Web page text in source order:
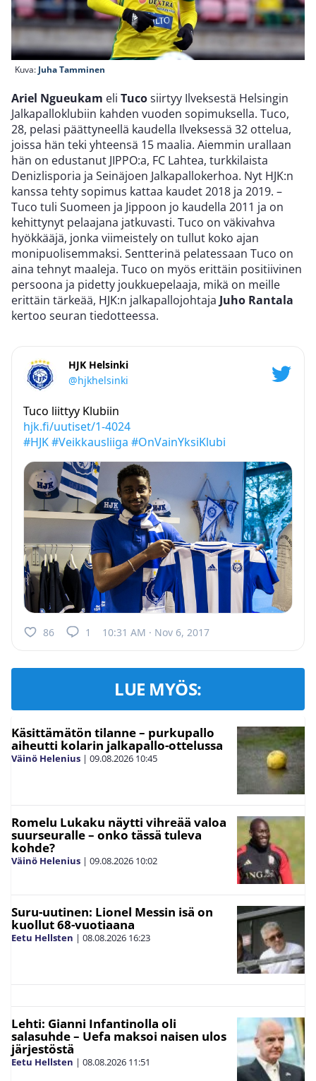
Kuva: Juha Tamminen
Ariel Ngueukam eli Tucosiirtyy Ilveksestä Helsingin
Jalkapalloklubiin kahden vuoden sopimuksella. Tuco,
28, pelasi päättyneellä kaudella Ilveksessä 32 ottelua,
joissa hän teki yhteensä 15 maalia. Aiemmin urallaan
hän on edustanut JIPPO:a, FC Lahtea, turkkilaista
Denizlisporia ja Seinäjoen Jalkapallokerhoa. Nyt HJK:n
kanssa tehty sopimus kattaa kaudet 2018 ja 2019. –
Tuco tuli Suomeen ja Jippoon jo kaudella 2011 ja on
kehittynyt pelaajana jatkuvasti. Tuco on väkivahva
hyökkääjä, jonka viimeistely on tullut koko ajan
monipuolisemmaksi. Sentterinä pelatessaan Tuco on
aina tehnyt maaleja. Tuco on myös erittäin positiivinen
persoona ja pidetty joukkuepelaaja, mikä on meille
erittäin tärkeää, HJK:n jalkapallojohtaja Juho Rantala
kertoo seuran tiedotteessa.
HJK Helsinki
@hjkhelsinki
Tuco liittyy Klubiin
hjk.fi/uutiset/1-4024
#HJK#Veikkausliiga #OnVainYksiKlubi
86 1 10:31 AM · Nov 6, 2017
LUE MYÖS:
Käsittämätön tilanne – purkupallo
aiheutti kolarin jalkapallo-ottelussa
Väinö Helenius | 09.08.2026 10:45
Romelu Lukaku näytti vihreää valoa
suurseuralle – onko tässä tuleva
kohde?
Väinö Helenius | 09.08.2026 10:02
Suru-uutinen: Lionel Messin isä on
kuollut 68-vuotiaana
Eetu Hellsten | 08.08.2026 16:23
Lehti: Gianni Infantinolla oli
salasuhde – Uefa maksoi naisen ulos
järjestöstä
Eetu Hellsten | 08.08.2026 11:51